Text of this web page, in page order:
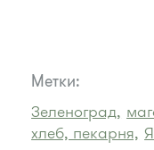
Метки:
Зеленоград,
хлеб, пекарня,